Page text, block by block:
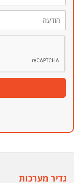
הודעה
גדיר מערכות